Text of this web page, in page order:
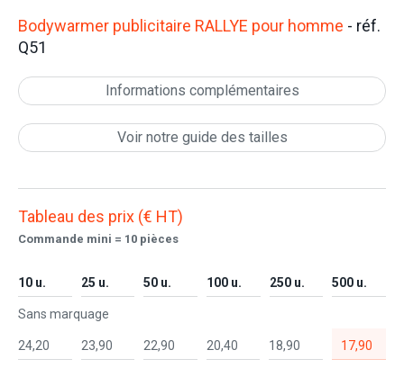
Bodywarmer publicitaire RALLYE pour homme - réf.
Q51
Informations complémentaires
Voir notre guide des tailles
Tableau des prix (€ HT)
Commande mini = 10 pièces
10 u. 25 u. 50 u. 100 u. 250 u. 500 u.
Sans marquage
24,20 23,90 22,90 20,40 18,90 17,90